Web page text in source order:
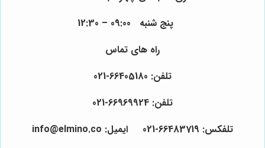
پنج شنبه 09:00 – 12:30
راه های تماس
تلفن: 66405180-021
تلفن: 66969924-021
تلفکس: 66483719-021
ایمیل: info@elmino.co